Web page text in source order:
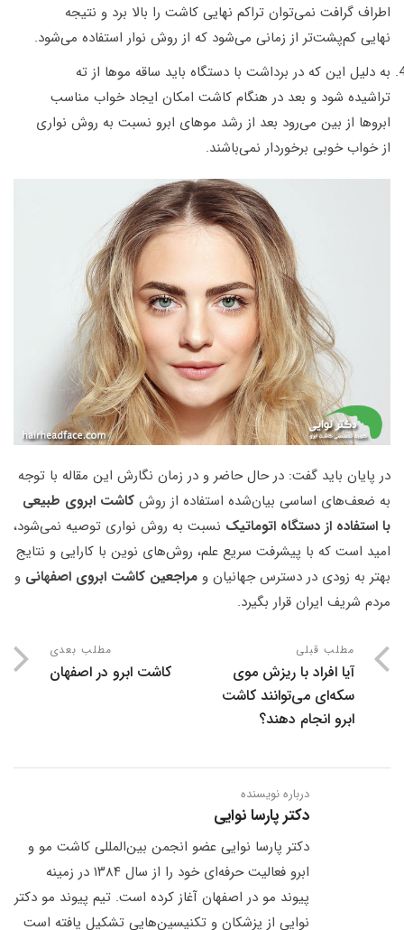
اطراف گرافت نمی‌توان تراکم نهایی کاشت را بالا برد و نتیجه
نهایی کم‌پشت‌تر از زمانی می‌شود که از روش نوار استفاده می‌شود.
به دلیل این که در برداشت با دستگاه باید ساقه موها از ته
تراشیده شود و بعد در هنگام کاشت امکان ایجاد خواب مناسب
ابروها از بین می‌رود بعد از رشد موهای ابرو نسبت به روش نواری
از خواب خوبی برخوردار نمی‌باشند.
در پایان باید گفت: در حال حاضر و در زمان نگارش این مقاله با توجه
به ضعف‌های اساسی بیان‌شده استفاده از روش کاشت ابروی طبیعی
با استفاده از دستگاه اتوماتیک نسبت به روش نواری توصیه نمی‌شود،
امید است که با پیشرفت سریع علم، روش‌های نوین با کارایی و نتایج
بهتر به زودی در دسترس جهانیان و مراجعین کاشت ابروی اصفهانی و
مردم شریف ایران قرار بگیرد.
مطلب قبلی
آیا افراد با ریزش موی
سکه‌ای می‌توانند کاشت
ابرو انجام دهند؟
مطلب بعدی
کاشت ابرو در اصفهان
درباره نویسنده
دکتر پارسا نوایی
دکتر پارسا نوایی عضو انجمن بین‌المللی کاشت مو و
ابرو فعالیت حرفه‌ای خود را از سال ۱۳۸۴ در زمینه
پیوند مو در اصفهان آغاز کرده است. تیم پیوند مو دکتر
نوایی از پزشکان و تکنیسین‌هایی تشکیل یافته است